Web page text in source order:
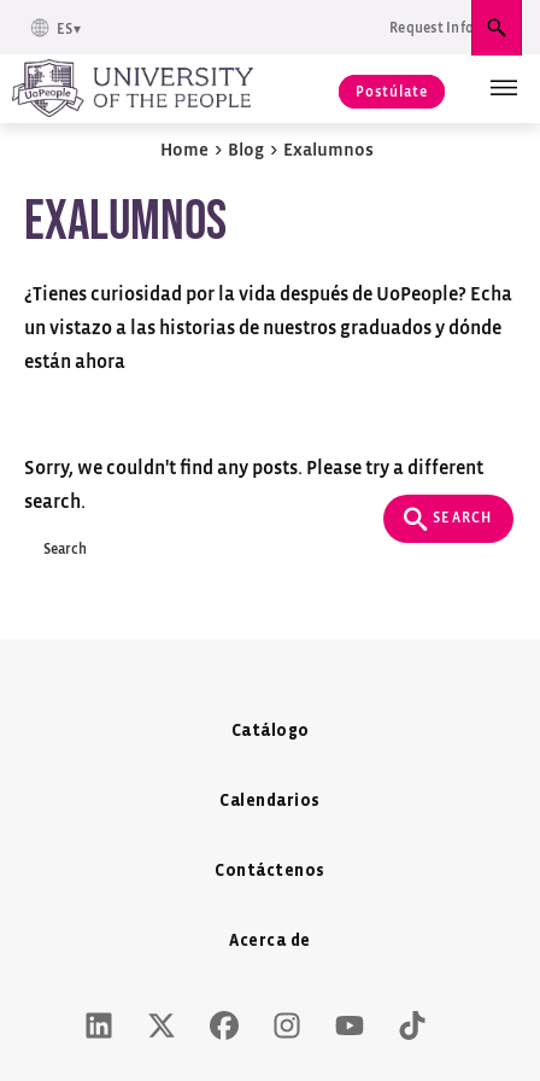
ES Request Info
Postúlate
Home > Blog > Exalumnos
Exalumnos
¿Tienes curiosidad por la vida después de UoPeople? Echa
un vistazo a las historias de nuestros graduados y dónde
están ahora
Sorry, we couldn't find any posts. Please try a different
search.
SEARCH
Catálogo
Calendarios
Contáctenos
Acerca de
LinkedIn Icon - New Window
Twitter X Icon - New Window
Facebook Icon - New Window
Instagram Icon - New Window
Youtube Icon - New
Tiktok Icon -